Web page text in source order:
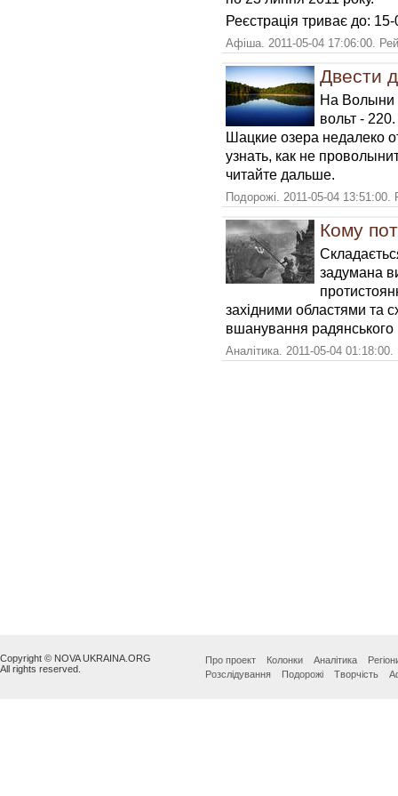
Реєстрація триває до:
Афіша. 2011-05-04 17:06:00.
Двести
На Волыни
вольт -
Шацкие озера недалеко
узнать, как не
читайте дальше.
Подорожі. 2011-05-04 13:51:00.
Кому
задумана
західними областями та
вшанування радянського
Аналітика. 2011-05-04
Copyright © NOVA UKRAINA.ORG
All rights reserved.
Про проект Колонки Аналітика
Розслідування
Подорожі Творчість